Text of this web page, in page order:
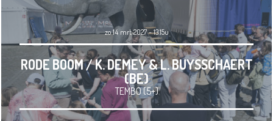
zo 14 mrt 2027 - 13.15u
RODE BOOM / K. DEMEY & L. BUYSSCHAERT
(BE)
TEMBO (5+)